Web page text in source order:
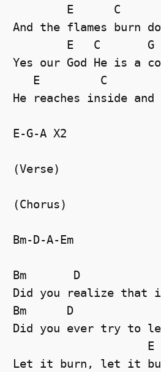
E
C
And the flames burn
E
C G
Yes our God He is a
E
C
He reaches inside
E-G-A X2
(Verse)
(Chorus)
Bm-D-A-Em
Bm D
Did you realize that
Bm
D
Did you ever try to
E
Let it burn, let it